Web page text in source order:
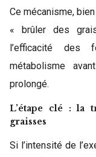
Ce mécanisme,
« brûler des
l’efficacité des
métabolisme
prolongé.
L’étape clé : la
graisses
Si l’intensité de